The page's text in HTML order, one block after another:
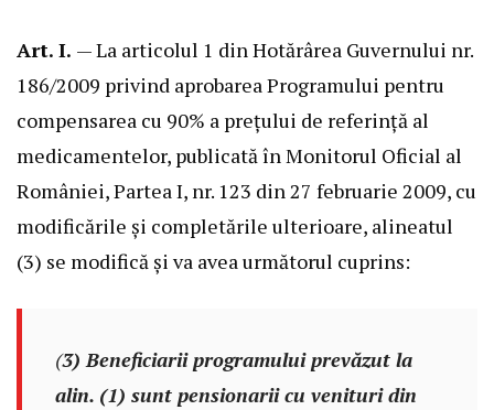
Art. I. — La articolul 1 din Hotărârea Guvernului nr.
186/2009 privind aprobarea Programului pentru
compensarea cu 90% a prețului de referință al
medicamentelor, publicată în Monitorul Oficial al
României, Partea I, nr. 123 din 27 februarie 2009, cu
modificările și completările ulterioare, alineatul
(3) se modifică și va avea următorul cuprins:
(3) Beneficiarii programului prevăzut la
alin. (1) sunt pensionarii cu venituri din